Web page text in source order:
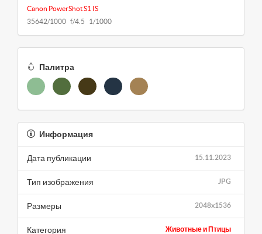
Canon PowerShot S1 IS
35642/1000 f/4.5 1/1000
Палитра
Информация
15.11.2023
Дата публикации
JPG
Тип изображения
2048x1536
Размеры
Животные и Птицы
Категория